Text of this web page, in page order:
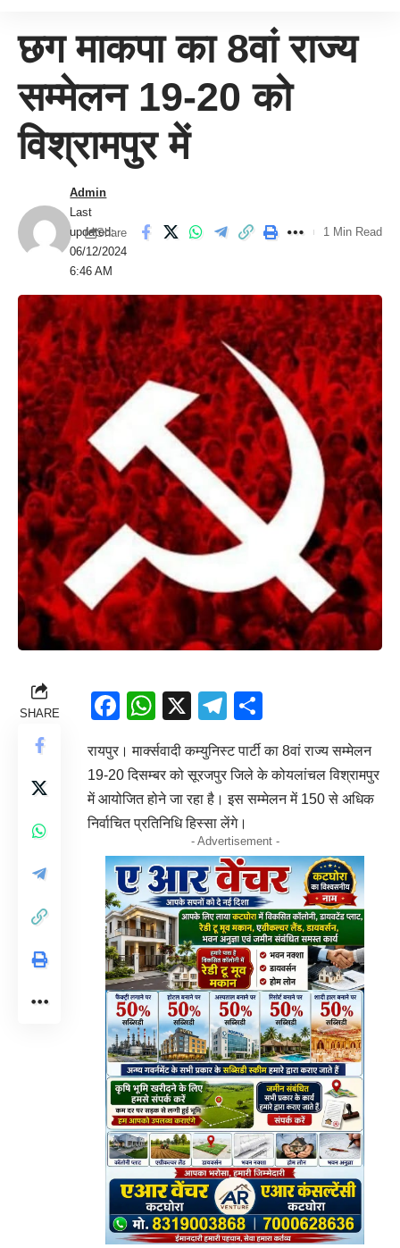
छग माकपा का 8वां राज्य
सम्मेलन 19-20 को
विश्रामपुर में
Last
updated:
06/12/2024
6:46 AM
Admin
Share 1 Min Read
SHARE Facebook
WhatsApp
X Telegram
रायपुर। मार्क्सवादी कम्युनिस्ट पार्टी का 8वां राज्य सम्मेलन
19-20 दिसम्बर को सूरजपुर जिले के कोयलांचल विश्रामपुर
में आयोजित होने जा रहा है। इस सम्मेलन में 150 से अधिक
निर्वाचित प्रतिनिधि हिस्सा लेंगे।
- Advertisement -